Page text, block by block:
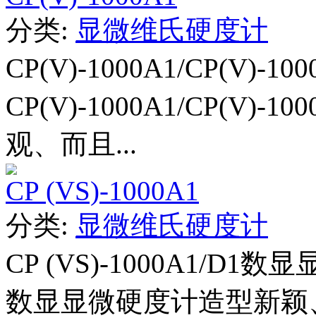
分类: 显微维氏硬度计
CP(V)-1000A1/CP(V)-
CP(V)-1000A1/CP(V)-
观、而且...
CP (VS)-1000A1
分类: 显微维氏硬度计
CP (VS)-1000A1/D1数显
数显显微硬度计造型新